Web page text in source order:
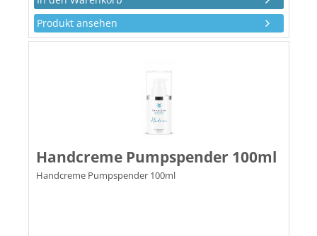
Produkt ansehen
Handcreme Pumpspender 100ml
Handcreme Pumpspender 100ml